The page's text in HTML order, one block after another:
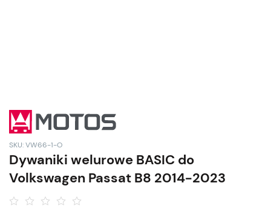
SKU: VW66-1-O
Dywaniki welurowe BASIC do
Volkswagen Passat B8 2014-2023